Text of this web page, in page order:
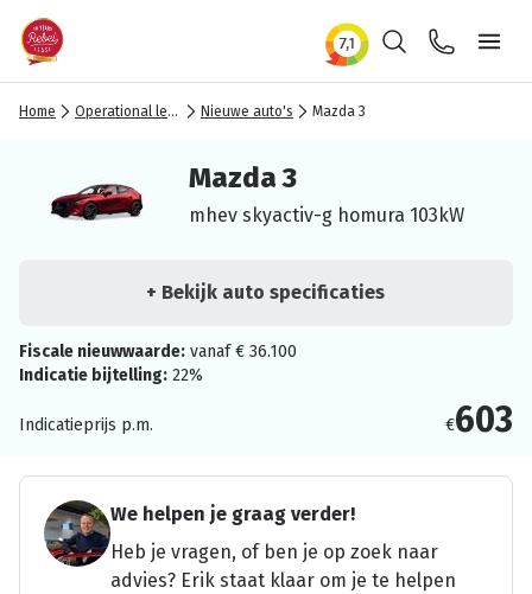
ZoekenContact
Home Operational lease Nieuwe auto's Mazda 3
Mazda 3
mhev skyactiv-g homura 103kW
+ Bekijk auto specificaties
Fiscale nieuwwaarde: vanaf € 36.100
Indicatie bijtelling: 22%
Indicatieprijs p.m. €603
We helpen je graag verder!
Heb je vragen, of ben je op zoek naar
advies? Erik staat klaar om je te helpen